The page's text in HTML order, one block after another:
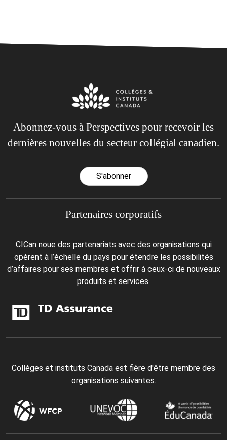
Abonnez-vous à Perspectives pour recevoir les
dernières nouvelles du secteur collégial canadien.
S'abonner
Partenaires corporatifs
CICan noue des partenariats avec des organisations qui
opèrent à l’échelle du pays pour étendre les possibilités
d’affaires pour ses membres et offrir à ceux-ci de nouveaux
produits et services.
Collèges et instituts Canada est fière d'être membre des
organisations suivantes.